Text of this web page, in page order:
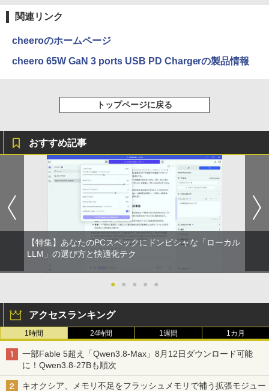
関連リンク
cheeroのホームページ
cheero 65W GaN 3 ports USB PD Chargerの製品情報
トップページに戻る
おすすめ記事
【特集】あなたのPCスペックにドンピシャな「ローカル
LLM」の選び方と快適化テク
● ● ● ● ●
アクセスランキング
1時間 24時間 1週間 1カ月
一部Fable 5超え「Qwen3.8-Max」8月12日ダウンロード可能
に！Qwen3.8-27Bも順次
キオクシア、メモリ不足をフラッシュメモリで補う拡張モジュー